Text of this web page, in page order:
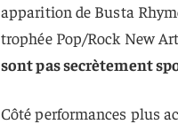
apparition de Busta
trophée Pop/Rock New
sont pas secrètement
Côté performances plus